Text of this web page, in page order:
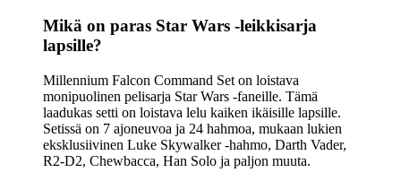
Mikä on paras Star Wars -leikkisarja
lapsille?
Millennium Falcon Command Set on loistava
monipuolinen pelisarja Star Wars -faneille. Tämä
laadukas setti on loistava lelu kaiken ikäisille lapsille.
Setissä on 7 ajoneuvoa ja 24 hahmoa, mukaan lukien
eksklusiivinen Luke Skywalker -hahmo, Darth Vader,
R2-D2, Chewbacca, Han Solo ja paljon muuta.